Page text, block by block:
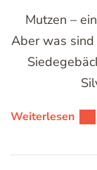
Mutzen –
Aber was sind
Weiterlesen